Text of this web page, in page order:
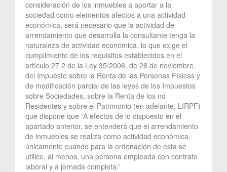
consideración de los inmuebles a aportar a la
sociedad como elementos afectos a una actividad
económica, será necesario que la actividad de
arrendamiento que desarrolla la consultante tenga la
naturaleza de actividad económica, lo que exige el
cumplimiento de los requisitos establecidos en el
artículo 27.2 de la Ley 35/2006, de 28 de noviembre,
del Impuesto sobre la Renta de las Personas Físicas y
de modificación parcial de las leyes de los Impuestos
sobre Sociedades, sobre la Renta de los no
Residentes y sobre el Patrimonio (en adelante, LIRPF)
que dispone que “A efectos de lo dispuesto en el
apartado anterior, se entenderá que el arrendamiento
de inmuebles se realiza como actividad económica,
únicamente cuando para la ordenación de esta se
utilice, al menos, una persona empleada con contrato
laboral y a jornada completa.”